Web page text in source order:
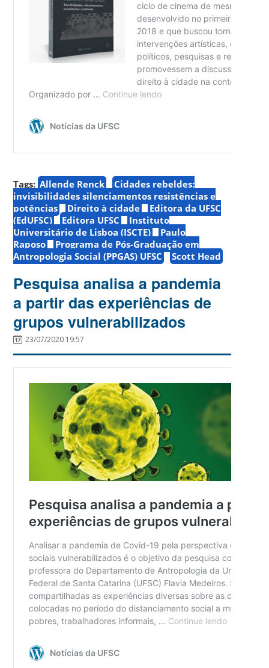
Tags: Allende Renck
Cidades rebeldes:
invisibilidades silenciamentos resistências e
potências
Direito à cidade
Editora da UFSC
(EdUFSC)
Editora UFSC
Instituto
Universitário de Lisboa (ISCTE)
Paulo
Raposo
Programa de Pós-Graduação em
Antropologia Social (PPGAS) UFSC
Scott Head
Pesquisa analisa a pandemia
a partir das experiências de
grupos vulnerabilizados
23/07/2020 19:57